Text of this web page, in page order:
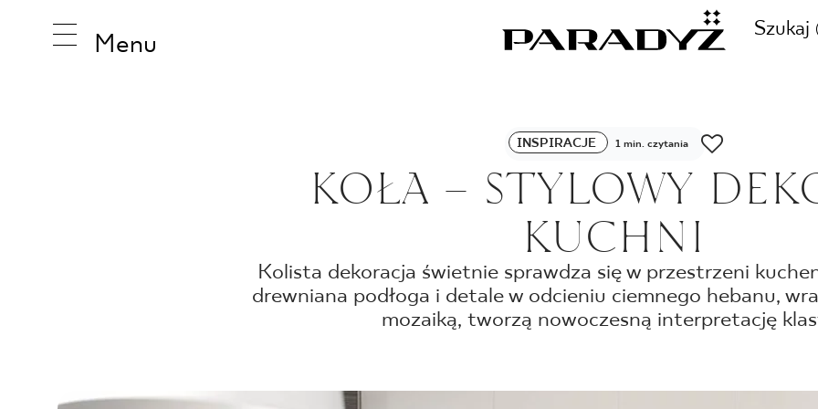
Menu
Szukaj
INSPIRACJE
PRODUKTY
KOLEKCJE
ZADZWOŃ DO NAS
+48
SKLEP INTERNETOWY
44
INSPIRACJE 1 min. czytania
KOŁA – STYLOWY
KUCHNI
Kolista dekoracja świetnie sprawdza się w przestrzeni
drewniana podłoga i detale w odcieniu ciemnego hebanu,
mozaiką, tworzą nowoczesną interpretację